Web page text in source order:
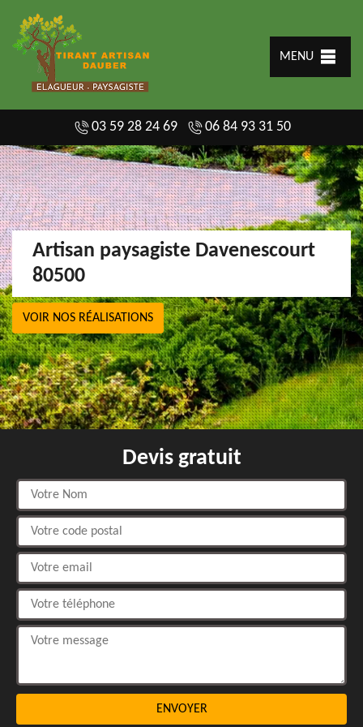
MENU
03 59 28 24 69 06 84 93 31 50
Artisan paysagiste Davenescourt
80500
VOIR NOS RÉALISATIONS
Devis gratuit